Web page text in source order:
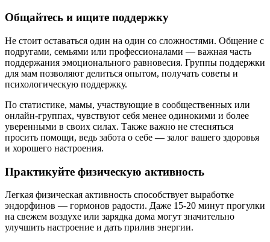
Общайтесь и ищите поддержку
Не стоит оставаться один на один со сложностями. Общение с
подругами, семьями или профессионалами — важная часть
поддержания эмоционального равновесия. Группы поддержки
для мам позволяют делиться опытом, получать советы и
психологическую поддержку.
По статистике, мамы, участвующие в сообщественных или
онлайн-группах, чувствуют себя менее одинокими и более
уверенными в своих силах. Также важно не стесняться
просить помощи, ведь забота о себе — залог вашего здоровья
и хорошего настроения.
Практикуйте физическую активность
Легкая физическая активность способствует выработке
эндорфинов — гормонов радости. Даже 15-20 минут прогулки
на свежем воздухе или зарядка дома могут значительно
улучшить настроение и дать прилив энергии.